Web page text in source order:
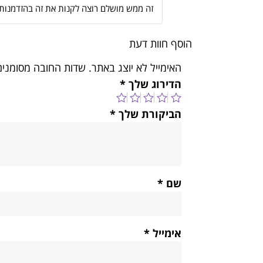
זה ממש מושלם רוצה לקנות את זה
הוסף חוות דעת
האימייל לא יוצג באתר. שדות החובה
הדירוג שלך *
הביקורת שלך *
שם *
אימייל *